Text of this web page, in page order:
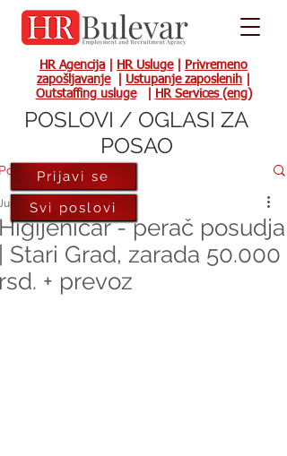
HR Agencija HR Usluge|
Privremeno
zapošljavanje| Ustupanje zaposlenih
Outstaffing usluge| HR Services (eng)
- perač posudja
Stari Grad, zarada 50.000
+ prevoz
22, 2023
Prijavi se
Svi poslovi
POSLOVI / OGLASI ZA
POSAO